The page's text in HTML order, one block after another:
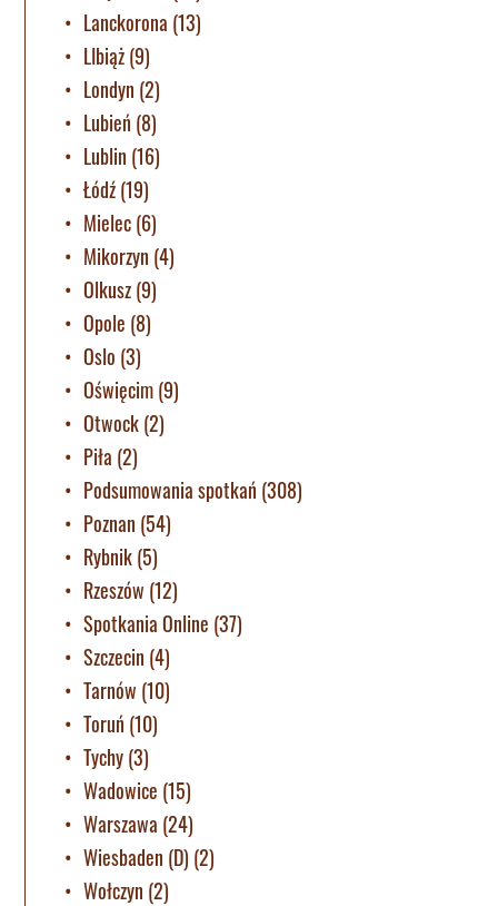
Lanckorona (13)
LIbiąż(9)
Londyn (2)
Lubień (8)
Lublin (16)
Łódź(19)
Mielec(6)
Mikorzyn (4)
Olkusz(9)
Opole (8)
Oslo (3)
Oświęcim(9)
Otwock(2)
Piła (2)
Podsumowania spotkań (308)
Poznan (54)
Rybnik(5)
Rzeszów (12)
Spotkania Online (37)
Szczecin (4)
Tarnów (10)
Toruń (10)
Tychy(3)
Wadowice (15)
Warszawa (24)
Wiesbaden (D) (2)
Wołczyn (2)